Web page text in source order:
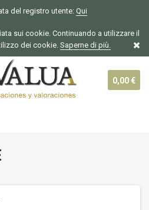
del registro utente: Qui
sui cookie. Continuando a utilizzare il
dei cookie. Saperne di più.
0,00 €